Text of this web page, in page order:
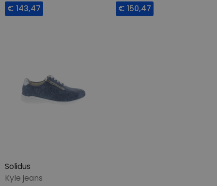
€ 143,47
€ 150,47
Solidus
Kyle jeans